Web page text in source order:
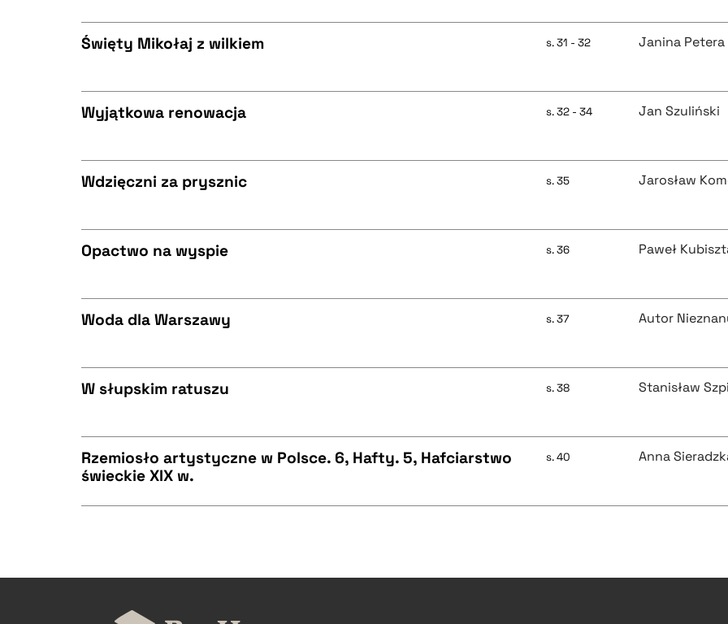
BIBTEX
BIBTEX
Święty Mikołaj z wilkiem s. 31 - 32 Janina Petera
Wyjątkowa renowacja s. 32 - 34 Jan Szuliński
BIBTEX
Wdzięczni za prysznic s. 35 Jarosław
BIBTEX
Opactwo na wyspie s. 36 Paweł
BIBTEX
Woda dla Warszawy s. 37 Autor
W słupskim ratuszu s. 38 Stanisław
Rzemiosło artystyczne w Polsce. 6, Hafty. 5, Hafciarstwo
świeckie XIX w.
s. 40 Anna